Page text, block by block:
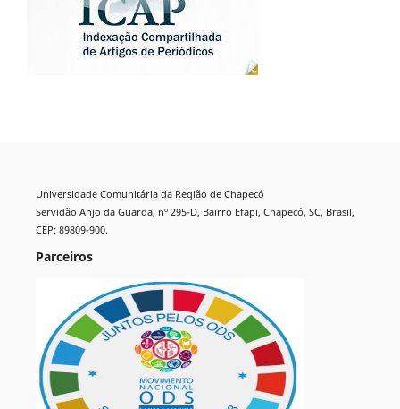
Universidade Comunitária da Região de Chapecó
Servidão Anjo da Guarda, nº 295-D, Bairro Efapi, Chapecó, SC, Brasil,
CEP: 89809-900.
Parceiros